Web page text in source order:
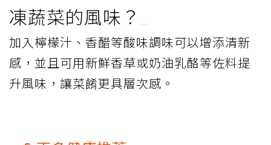
凍蔬菜的風味？
加入檸檬汁、香醋等酸味調味可以增添清新
感，並且可用新鮮香草或奶油乳酪等佐料提
升風味，讓菜餚更具層次感。